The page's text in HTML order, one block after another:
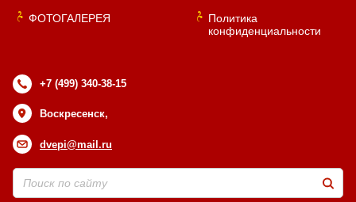
ФОТОГАЛЕРЕЯ
Политика
конфиденциальности
+7 (499) 340-38-15
Воскресенск,
dvepi@mail.ru